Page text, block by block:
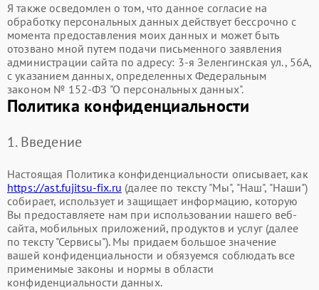
Я также осведомлен о том, что данное согласие на
обработку персональных данных действует бессрочно с
момента предоставления моих данных и может быть
отозвано мной путем подачи письменного заявления
администрации сайта по адресу: 3-я Зеленгинская ул., 56А,
с указанием данных, определенных Федеральным
законом № 152-ФЗ "О персональных данных".
Политика конфиденциальности
1. Введение
Настоящая Политика конфиденциальности описывает, как
https://ast.fujitsu-fix.ru (далее по тексту "Мы", "Наш", "Наши")
собирает, использует и защищает информацию, которую
Вы предоставляете нам при использовании нашего веб-
сайта, мобильных приложений, продуктов и услуг (далее
по тексту "Сервисы"). Мы придаем большое значение
вашей конфиденциальности и обязуемся соблюдать все
применимые законы и нормы в области
конфиденциальности данных.